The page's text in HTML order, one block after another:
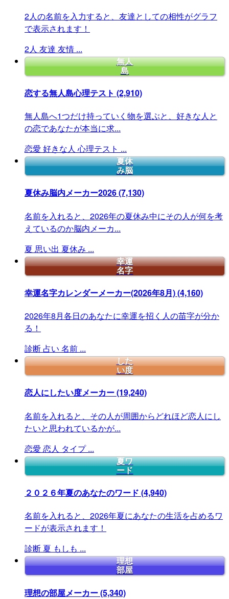
2人の名前を入力すると、友達としての相性がグラフ
で表示されます！
2人 友達 友情 ...
無人
島
恋する無人島心理テスト (2,910)
無人島へ1つだけ持っていく物を選ぶと、好きな人と
の恋であなたが本当に求...
恋愛 好きな人 心理テスト ...
夏休
み脳
夏休み脳内メーカー2026(7,130)
名前を入れると、2026年の夏休み中にその人が何を考
えているのか脳内メーカ...
夏 思い出 夏休み ...
幸運
名字
幸運名字カレンダーメーカー(2026年8月)(4,160)
2026年8月各日のあなたに幸運を招く人の苗字が分か
る！
診断 占い 名前 ...
した
い度
恋人にしたい度メーカー(19,240)
名前を入れると、その人が周囲からどれほど恋人にし
たいと思われているかが...
恋愛 恋人 タイプ ...
夏ワ
ード
２０２６年夏のあなたのワード (4,940)
名前を入れると、2026年夏にあなたの生活を占めるワ
ードが表示されます！
診断 夏 もしも ...
理想
部屋
理想の部屋メーカー(5,340)